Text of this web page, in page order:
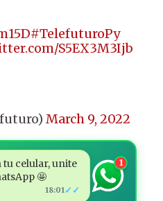
#TelefuturoPy
S5EX3M3Ijb
March 9, 2022
tu celular, unite
🤩
18:01 ✓✓
1